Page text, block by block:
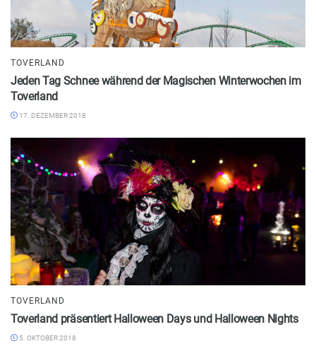
TOVERLAND
Jeden Tag Schnee während der Magischen Winterwochen im
Toverland
17. DEZEMBER 2018
TOVERLAND
Toverland präsentiert Halloween Days und Halloween Nights
5. OKTOBER 2018